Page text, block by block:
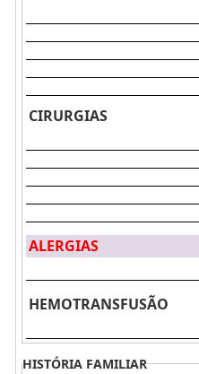
CIRURGIAS
ALERGIAS
HEMOTRANSFUSÃO
HISTÓRIA FAMILIAR